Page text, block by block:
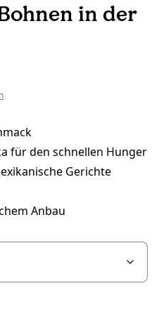
in der
für den schnellen Hunger
Gerichte
Anbau